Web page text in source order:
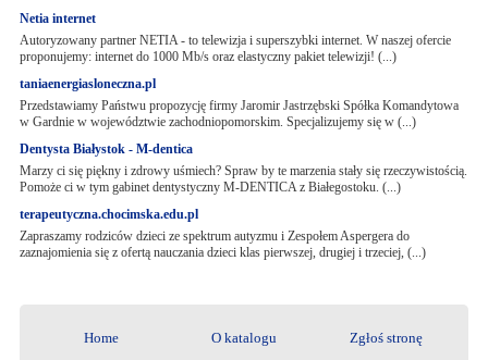
Netia internet
Autoryzowany partner NETIA - to telewizja i superszybki internet. W naszej ofercie
proponujemy: internet do 1000 Mb/s oraz elastyczny pakiet telewizji! (...)
taniaenergiasloneczna.pl
Przedstawiamy Państwu propozycję firmy Jaromir Jastrzębski Spółka Komandytowa
w Gardnie w województwie zachodniopomorskim. Specjalizujemy się w (...)
Dentysta Białystok - M-dentica
Marzy ci się piękny i zdrowy uśmiech? Spraw by te marzenia stały się rzeczywistością.
Pomoże ci w tym gabinet dentystyczny M-DENTICA z Białegostoku. (...)
terapeutyczna.chocimska.edu.pl
Zapraszamy rodziców dzieci ze spektrum autyzmu i Zespołem Aspergera do
zaznajomienia się z ofertą nauczania dzieci klas pierwszej, drugiej i trzeciej, (...)
Home O katalogu Zgłoś stronę